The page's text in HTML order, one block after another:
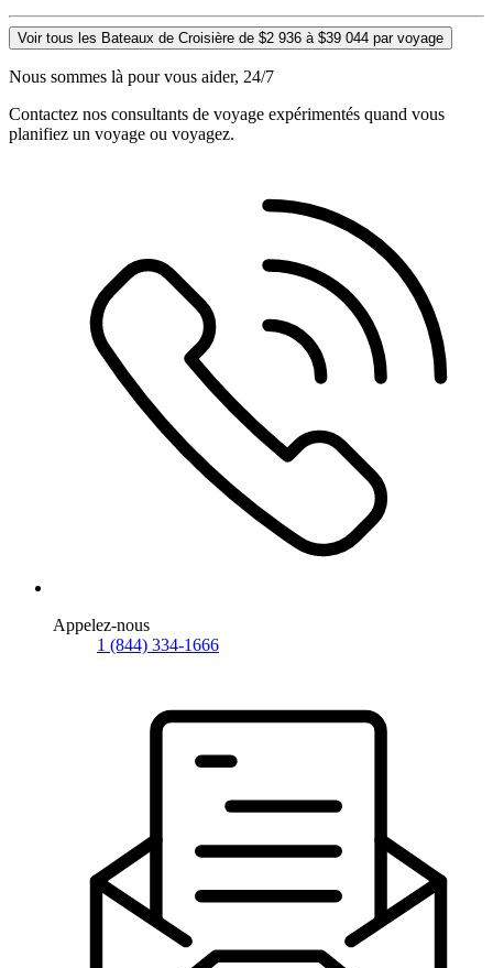
Voir tous les Bateaux de Croisière de $2 936 à $39 044 par voyage
Nous sommes là pour vous aider, 24/7
Contactez nos consultants de voyage expérimentés quand vous
planifiez un voyage ou voyagez.
Appelez-nous
1 (844) 334-1666